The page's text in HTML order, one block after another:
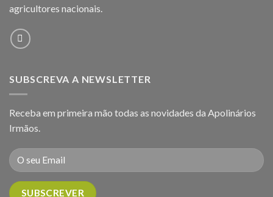
agricultores nacionais.
SUBSCREVA A NEWSLETTER
Receba em primeira mão todas as novidades da Apolinários
Irmãos.